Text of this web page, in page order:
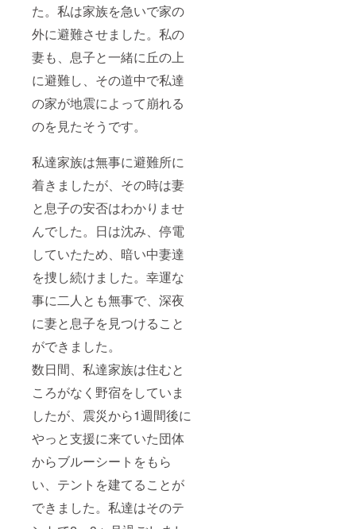
た。私は家族を急いで家の
外に避難させました。私の
妻も、息子と一緒に丘の上
に避難し、その道中で私達
の家が地震によって崩れる
のを見たそうです。
私達家族は無事に避難所に
着きましたが、その時は妻
と息子の安否はわかりませ
んでした。日は沈み、停電
していたため、暗い中妻達
を捜し続けました。幸運な
事に二人とも無事で、深夜
に妻と息子を見つけること
ができました。
数日間、私達家族は住むと
ころがなく野宿をしていま
したが、震災から1週間後に
やっと支援に来ていた団体
からブルーシートをもら
い、テントを建てることが
できました。私達はそのテ